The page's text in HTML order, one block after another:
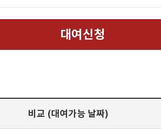
대여신청
비교 (대여가능 날짜)